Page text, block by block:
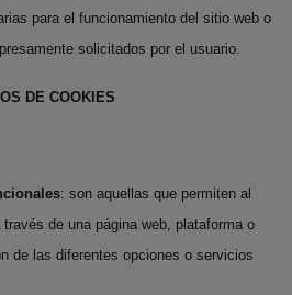
para el funcionamiento del sitio web o
solicitados por el usuario.
DE COOKIES
: son aquellas que permiten al
de una página web, plataforma o
de las diferentes opciones o servicios